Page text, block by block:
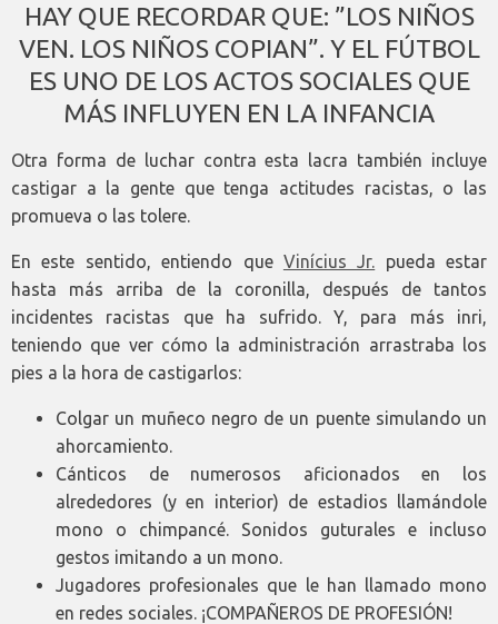
HAY QUE RECORDAR QUE: ”LOS NIÑOS
VEN. LOS NIÑOS COPIAN”. Y EL FÚTBOL
ES UNO DE LOS ACTOS SOCIALES QUE
MÁS INFLUYEN EN LA INFANCIA
Otra forma de luchar contra esta lacra también incluye
castigar a la gente que tenga actitudes racistas, o las
promueva o las tolere.
En este sentido, entiendo que Vinícius Jr. pueda estar
hasta más arriba de la coronilla, después de tantos
incidentes racistas que ha sufrido. Y, para más inri,
teniendo que ver cómo la administración arrastraba los
pies a la hora de castigarlos:
Colgar un muñeco negro de un puente simulando un
ahorcamiento.
Cánticos de numerosos aficionados en los
alrededores (y en interior) de estadios llamándole
mono o chimpancé. Sonidos guturales e incluso
gestos imitando a un mono.
Jugadores profesionales que le han llamado mono
en redes sociales. ¡COMPAÑEROS DE PROFESIÓN!